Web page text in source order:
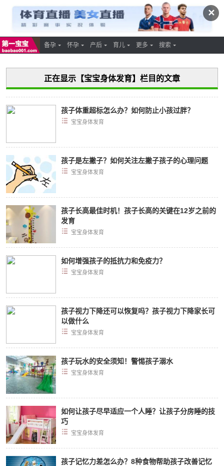
✕
备孕 怀孕 产后 育儿 更多 搜索
正在显示【宝宝身体发育】栏目的文章
孩子体重超标怎么办？如何防止小孩过胖？
宝宝身体发育
孩子是左撇子？如何关注左撇子孩子的心理问题
宝宝身体发育
孩子长高最佳时机！孩子长高的关键在12岁之前的
发育
宝宝身体发育
如何增强孩子的抵抗力和免疫力？
宝宝身体发育
孩子视力下降还可以恢复吗？孩子视力下降家长可
以做什么
宝宝身体发育
孩子玩水的安全须知！警惕孩子溺水
宝宝身体发育
如何让孩子尽早适应一个人睡？让孩子分房睡的技
巧
宝宝身体发育
孩子记忆力差怎么办？8种食物帮助孩子改善记忆